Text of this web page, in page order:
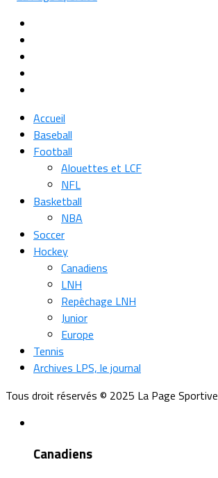
Accueil
Baseball
Football
Alouettes et LCF
NFL
Basketball
NBA
Soccer
Hockey
Canadiens
LNH
Repêchage LNH
Junior
Europe
Tennis
Archives LPS, le journal
Tous droit réservés © 2025 La Page Sportive
Canadiens